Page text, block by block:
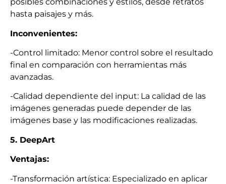
hasta paisajes y más.
Inconvenientes:
-Control limitado: Menor control sobre el resultado
final en comparación con herramientas más
avanzadas.
-Calidad dependiente del input: La calidad de las
imágenes generadas puede depender de las
imágenes base y las modificaciones realizadas.
5. DeepArt
Ventajas:
-Transformación artística: Especializado en aplicar